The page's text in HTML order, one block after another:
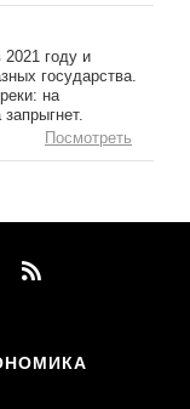
2021 году и
государства.
на
Посмотреть